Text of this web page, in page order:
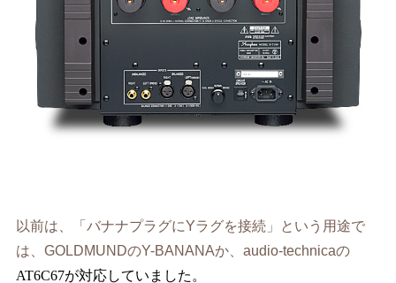
以前は、「バナナプラグにYラグを接続」という用途で
は、GOLDMUNDのY-BANANAか、audio-technicaの
AT6C67が対応していました。